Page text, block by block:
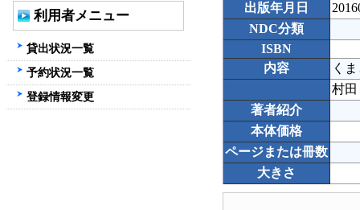
出版年月日
NDC分類
ISBN
内容
く
村
著者紹介
本体価格
ページまたは冊数
大きさ
利用者メニュー
貸出状況一覧
予約状況一覧
登録情報変更